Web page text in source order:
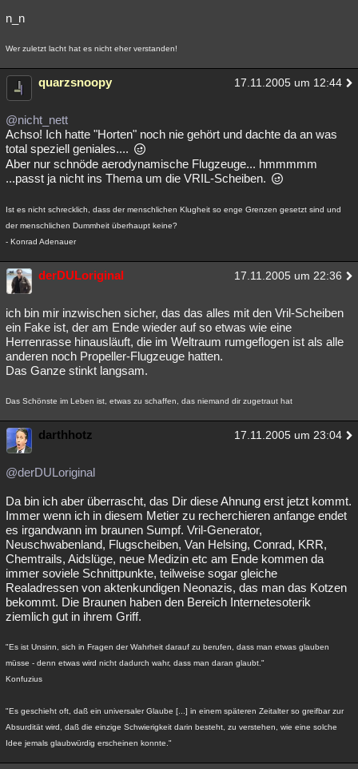
n_n
Wer zuletzt lacht hat es nicht eher verstanden!
quarzsnoopy 17.11.2005 um 12:44
@nicht_nett
Achso! Ich hatte "Horten" noch nie gehört und dachte da an was
total speziell geniales....
Aber nur schnöde aerodynamische Flugzeuge... hmmmmm
...passt ja nicht ins Thema um die VRIL-Scheiben.
Ist es nicht schrecklich, dass der menschlichen Klugheit so enge Grenzen gesetzt sind und
der menschlichen Dummheit überhaupt keine?
- Konrad Adenauer
derDULoriginal 17.11.2005 um 22:36
ich bin mir inzwischen sicher, das das alles mit den Vril-Scheiben
ein Fake ist, der am Ende wieder auf so etwas wie eine
Herrenrasse hinausläuft, die im Weltraum rumgeflogen ist als alle
anderen noch Propeller-Flugzeuge hatten.
Das Ganze stinkt langsam.
Das Schönste im Leben ist, etwas zu schaffen, das niemand dir zugetraut hat
darthhotz 17.11.2005 um 23:04
@derDULoriginal
Da bin ich aber überrascht, das Dir diese Ahnung erst jetzt kommt.
Immer wenn ich in diesem Metier zu recherchieren anfange endet
es irgandwann im braunen Sumpf. Vril-Generator,
Neuschwabenland, Flugscheiben, Van Helsing, Conrad, KRR,
Chemtrails, Aidslüge, neue Medizin etc am Ende kommen da
immer soviele Schnittpunkte, teilweise sogar gleiche
Realadressen von aktenkundigen Neonazis, das man das Kotzen
bekommt. Die Braunen haben den Bereich Internetesoterik
ziemlich gut in ihrem Griff.
"Es ist Unsinn, sich in Fragen der Wahrheit darauf zu berufen, dass man etwas glauben
müsse - denn etwas wird nicht dadurch wahr, dass man daran glaubt."
Konfuzius
"Es geschieht oft, daß ein universaler Glaube [...] in einem späteren Zeitalter so greifbar zur
Absurdität wird, daß die einzige Schwierigkeit darin besteht, zu verstehen, wie eine solche
Idee jemals glaubwürdig erscheinen konnte."